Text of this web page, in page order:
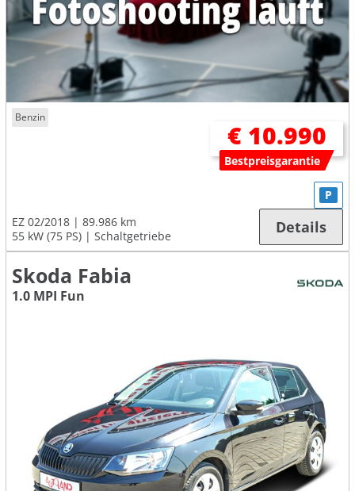
Benzin
€ 10.990
Bestpreisgarantie
EZ 02/2018
89.986 km
55 kW (75 PS)
Schaltgetriebe
P
Details
Skoda Fabia
1.0 MPI Fun